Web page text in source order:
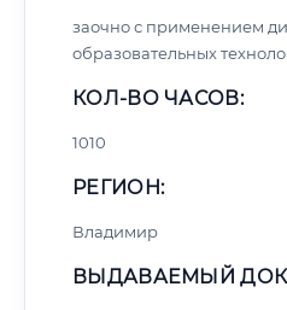
заочно с применением
образовательных
КОЛ-ВО ЧАСОВ:
1010
РЕГИОН:
Владимир
ВЫДАВАЕМЫЙ